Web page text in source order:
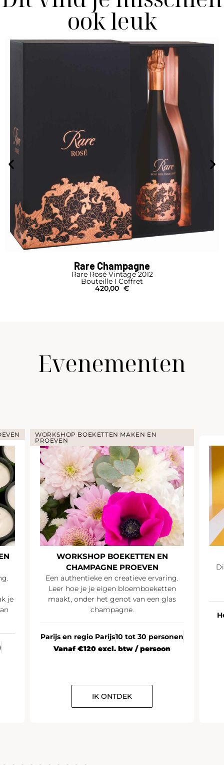
ook leuk
Rare Champagne
Rare Rosé Vintage 2012
Bouteille I Coffret
420,00 €
Evenementen
je
WORKSHOP BOEKETTEN MAKEN EN
PROEVEN
WORKSHOP BOEKETTEN EN
CHAMPAGNE PROEVEN
Een authentieke en creatieve ervaring.
Leer hoe je je eigen bloemboeketten
maakt, onder het genot van een glas
champagne.
Parijs en regio Parijs10 tot 30 personen
Vanaf €120 excl. btw / persoon
IK ONTDEK